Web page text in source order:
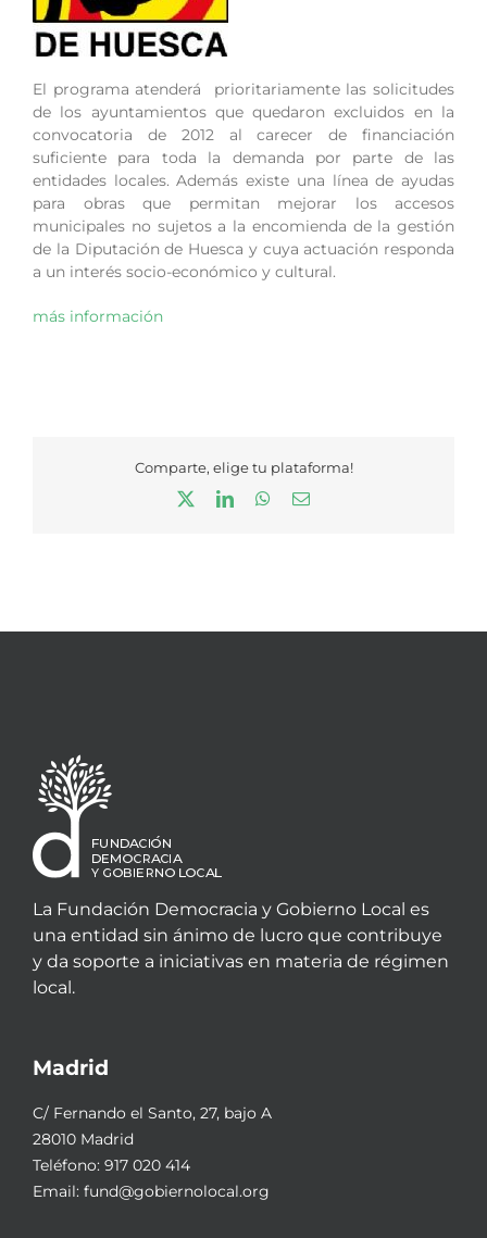
El programa atenderá prioritariamente las solicitudes
de los ayuntamientos que quedaron excluidos en la
convocatoria de 2012 al carecer de financiación
suficiente para toda la demanda por parte de las
entidades locales. Además existe una línea de ayudas
para obras que permitan mejorar los accesos
municipales no sujetos a la encomienda de la gestión
de la Diputación de Huesca y cuya actuación responda
a un interés socio-económico y cultural.
más información
Comparte, elige tu plataforma!
LinkedInWhatsApp
Correo
La Fundación Democracia y Gobierno Local es
una entidad sin ánimo de lucro que contribuye
y da soporte a iniciativas en materia de régimen
local.
Madrid
C/ Fernando el Santo, 27, bajo A
28010 Madrid
Teléfono: 917 020 414
Email: fund@gobiernolocal.org